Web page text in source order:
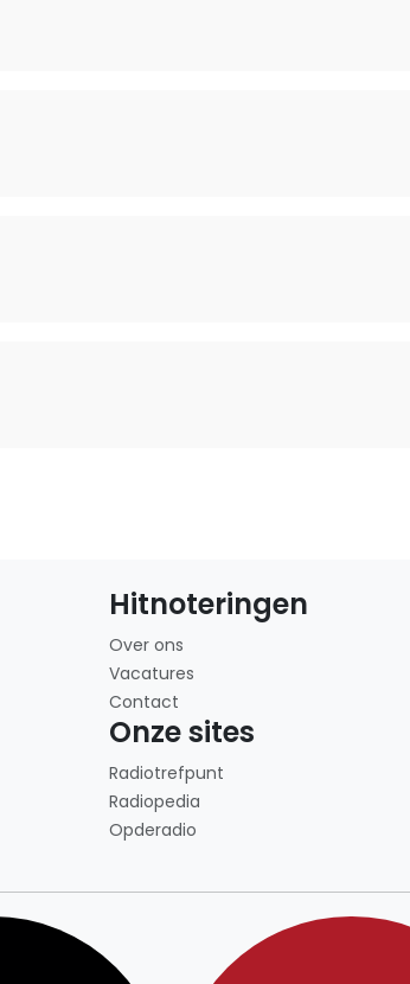
Hitnoteringen
Over ons
Vacatures
Contact
Onze sites
Radiotrefpunt
Radiopedia
Opderadio